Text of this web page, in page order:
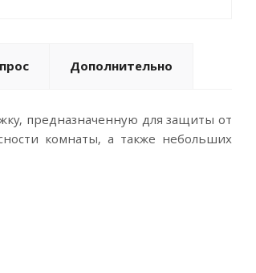
Дополнительно
предназначенную для защиты от
комнаты, а также небольших